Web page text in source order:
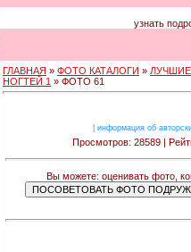
узнать
ГЛАВНАЯ » ФОТО КАТАЛОГИ »
НОГТЕЙ 1 » ФОТО 61
информация об
Просмотров: 28589 |
Вы можете: оценивать фото,